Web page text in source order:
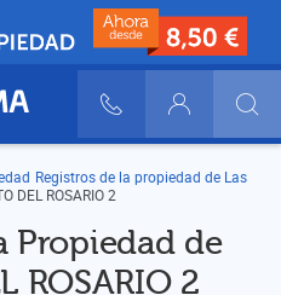
900 10 30 20
Login
Registros de la propiedad de Las
DEL ROSARIO 2
Propiedad de
ROSARIO 2